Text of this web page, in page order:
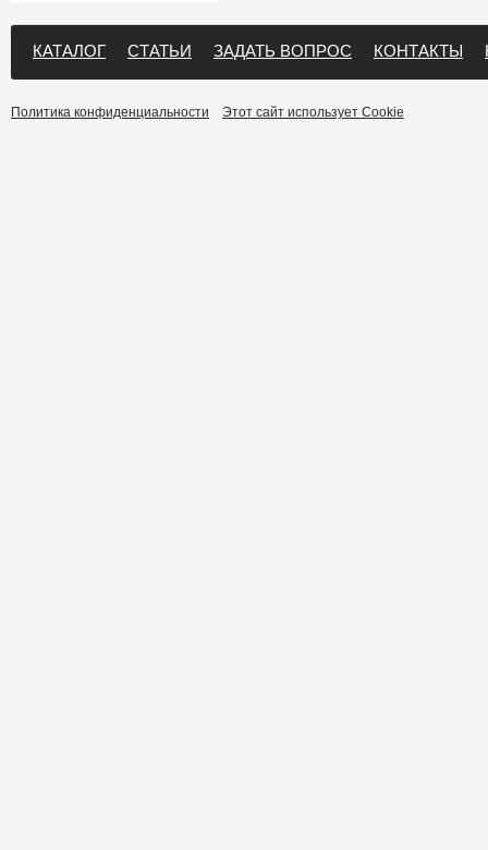
КАТАЛОГ СТАТЬИ ЗАДАТЬ ВОПРОС КОНТАКТЫ
Политика конфиденциальности Этот сайт использует Cookie